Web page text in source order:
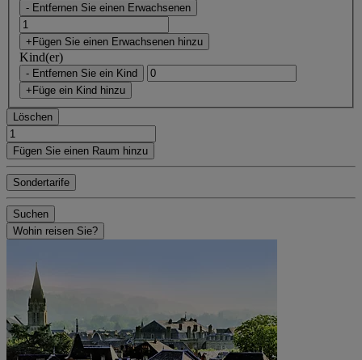
- Entfernen Sie einen Erwachsenen
+Fügen Sie einen Erwachsenen hinzu
Kind(er)
- Entfernen Sie ein Kind
+Füge ein Kind hinzu
Löschen
Fügen Sie einen Raum hinzu
Sondertarife
Suchen
Wohin reisen Sie?